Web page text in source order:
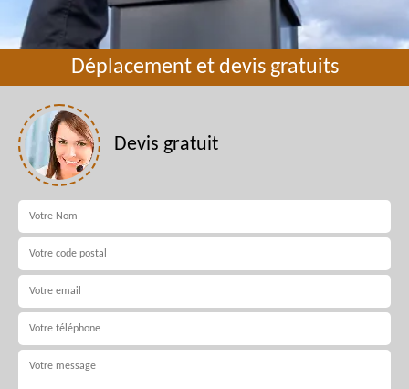
Déplacement et devis gratuits
Devis gratuit